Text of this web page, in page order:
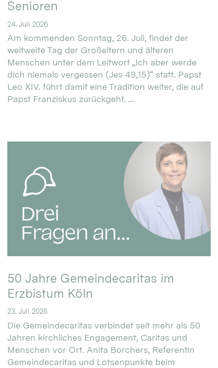
Senioren
24. Juli 2026
Am kommenden Sonntag, 26. Juli, findet der
weltweite Tag der Großeltern und älteren
Menschen unter dem Leitwort „Ich aber werde
dich niemals vergessen (Jes 49,15)“ statt. Papst
Leo XIV. führt damit eine Tradition weiter, die auf
Papst Franziskus zurückgeht. ...
50 Jahre Gemeindecaritas im
Erzbistum Köln
23. Juli 2026
Die Gemeindecaritas verbindet seit mehr als 50
Jahren kirchliches Engagement, Caritas und
Menschen vor Ort. Anita Borchers, Referentin
Gemeindecaritas und Lotsenpunkte beim